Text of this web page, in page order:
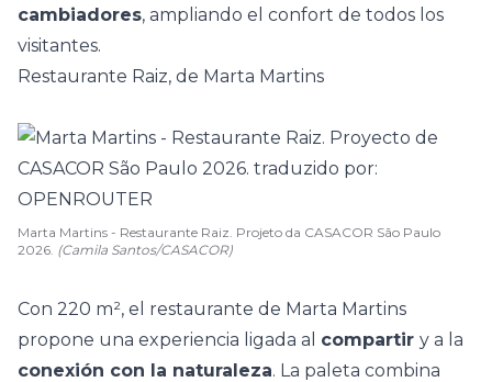
cambiadores, ampliando el confort de todos los
visitantes.
Restaurante Raiz, de Marta Martins
Marta Martins - Restaurante Raiz. Projeto da CASACOR São Paulo
2026. (Camila Santos/CASACOR)
Con 220 m², el restaurante de Marta Martins
propone una experiencia ligada al compartir y a la
conexión con la naturaleza. La paleta combina